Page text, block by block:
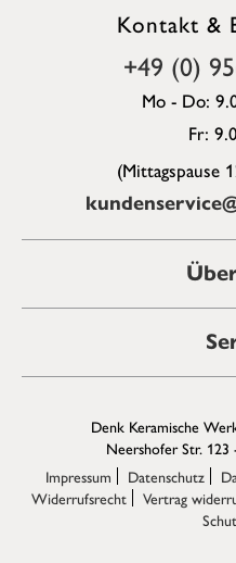
Kontakt &
+49 (0)
Mo - Do:
Fr:
(Mittagspause
Denk Keramische
Neershofer Str.
Impressum
Datenschutz
Widerrufsrecht
Vertrag